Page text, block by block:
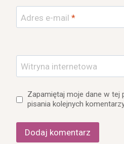
Adres e-mail *
Witryna internetowa
Zapamiętaj moje dane w tej
pisania kolejnych